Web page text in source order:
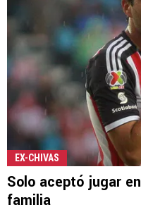
EX-CHIVAS
Solo aceptó jugar
familia